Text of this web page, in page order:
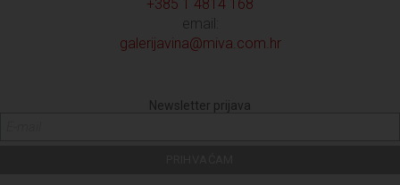
+385 1 4814 168
email:
galerijavina@miva.com.hr
Newsletter prijava